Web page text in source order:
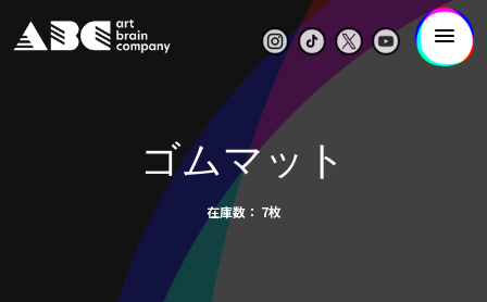
ゴムマット
在庫数 7枚